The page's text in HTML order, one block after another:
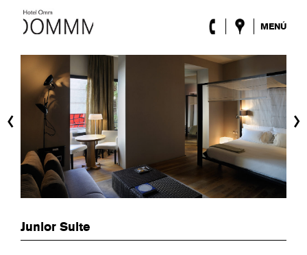
MENÚ
El Hotel
Habitaciones
Roca Barcelona
Terraza
Lobby & Club
Eventos
Promociones
Blog
‹ ›
Junior Suite